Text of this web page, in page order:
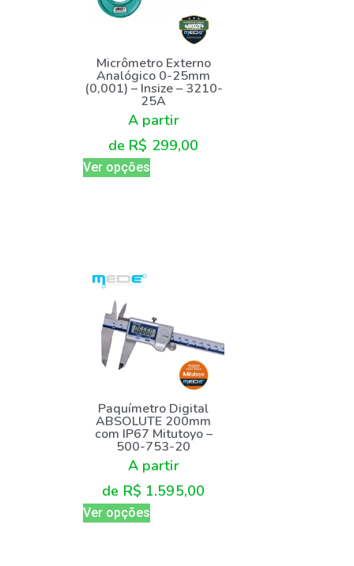
Micrômetro Externo
Analógico 0-25mm
(0,001) – Insize – 3210-
25A
A partir
de R$ 299,00
Ver opções
Paquímetro Digital
ABSOLUTE 200mm
com IP67 Mitutoyo –
500-753-20
A partir
de R$ 1.595,00
Ver opções